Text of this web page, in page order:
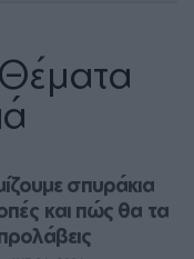
σπυράκια
και πώς θα τα